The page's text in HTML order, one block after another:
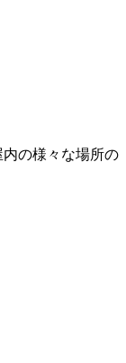
の様々な場所の